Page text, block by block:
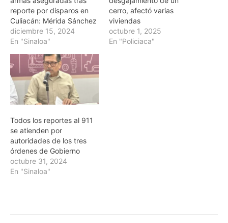
reporte por disparos en
Culiacán: Mérida Sánchez
diciembre 15, 2024
En "Sinaloa"
cerro, afectó varias
viviendas
octubre 1, 2025
En "Policiaca"
Todos los reportes al 911
se atienden por
autoridades de los tres
órdenes de Gobierno
octubre 31, 2024
En "Sinaloa"